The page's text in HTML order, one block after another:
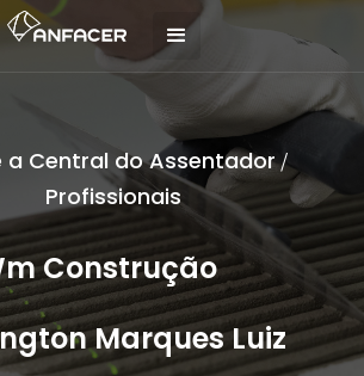
a Central do Assentador/
Profissionais
Construção
Marques Luiz